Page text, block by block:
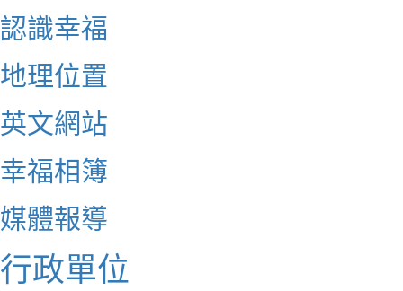
認識幸福
地理位置
英文網站
幸福相簿
媒體報導
行政單位